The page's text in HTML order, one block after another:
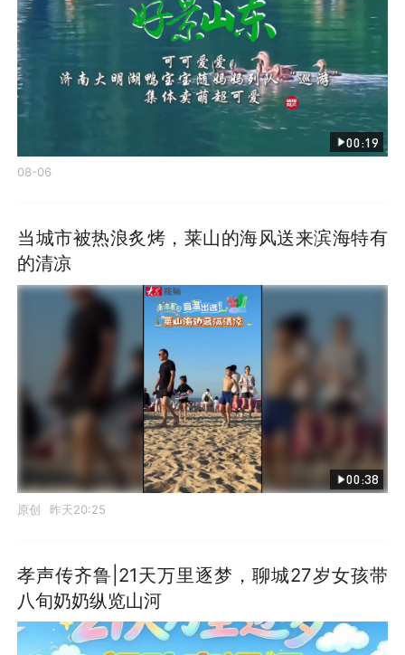
00:19
08-06
当城市被热浪炙烤，莱山的海风送来滨海特有
的清凉
00:38
原创 昨天20:25
孝声传齐鲁|21天万里逐梦，聊城27岁女孩带
八旬奶奶纵览山河